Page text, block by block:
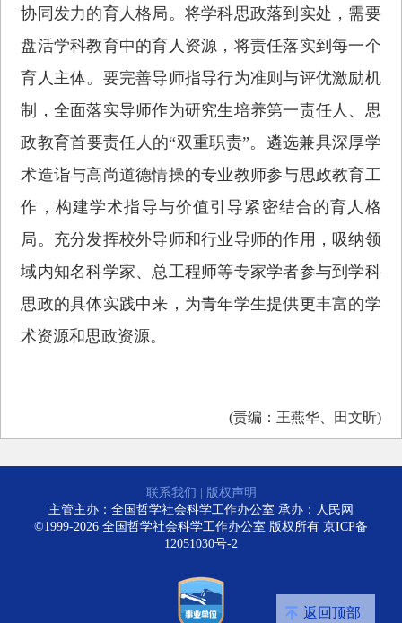
协同发力的育人格局。将学科思政落到实处，需要
盘活学科教育中的育人资源，将责任落实到每一个
育人主体。要完善导师指导行为准则与评优激励机
制，全面落实导师作为研究生培养第一责任人、思
政教育首要责任人的“双重职责”。遴选兼具深厚学
术造诣与高尚道德情操的专业教师参与思政教育工
作，构建学术指导与价值引导紧密结合的育人格
局。充分发挥校外导师和行业导师的作用，吸纳领
域内知名科学家、总工程师等专家学者参与到学科
思政的具体实践中来，为青年学生提供更丰富的学
术资源和思政资源。
(责编：王燕华、田文昕)
联系我们
版权声明
主管主办：全国哲学社会科学工作办公室 承办：人民网
©1999-2026 全国哲学社会科学工作办公室 版权所有 京ICP备
12051030号-2
返回顶部